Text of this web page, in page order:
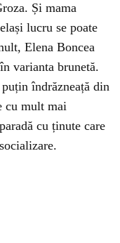
Și mama
lucru se poate
Elena Boncea
varianta brunetă.
îndrăzneață din
cu mult mai
cu ținute care